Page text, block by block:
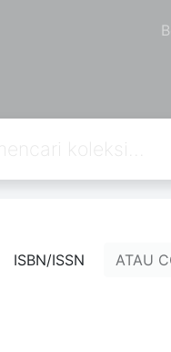
ISBN/ISSN ATAU
sistem
staf perpustakaan.